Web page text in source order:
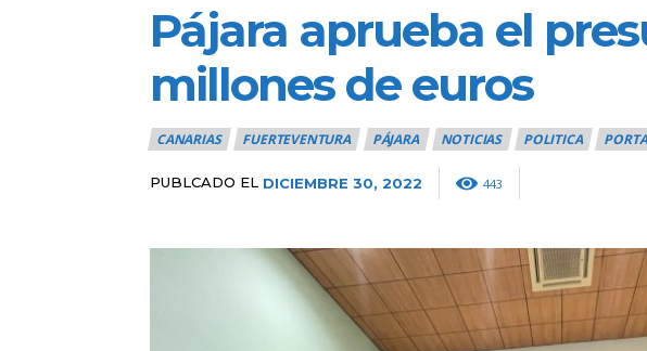
Pájara aprueba el
millones de euros
CANARIAS FUERTEVENTURA PÁJARA NOTICIAS POLITICA
PUBLCADO EL DICIEMBRE 30, 2022 443